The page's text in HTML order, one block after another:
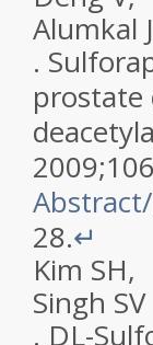
Alumkal J
.
prostate
2009;106
Abstract/
28.↵
Kim SH,
Singh SV
. DL-